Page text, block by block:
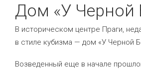
Дом «У Черной
В историческом центре Праги,
в стиле кубизма — дом «У Черной
Возведенный еще в начале